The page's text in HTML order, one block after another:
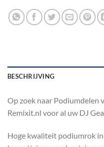
BESCHRIJVING
Op zoek naar Podiumdelen
Remixit.nl voor al uw DJ
Hoge kwaliteit podiumrok